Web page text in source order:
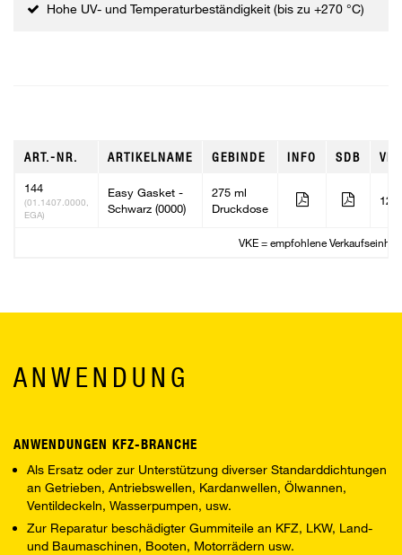
Hohe UV- und Temperaturbeständigkeit (bis zu +270 °C)
ART.-NR. ARTIKELNAME GEBINDE INFO SDB VKE
144
(01.1407.0000,
EGA)
Easy Gasket -
Schwarz (0000)
275 ml
Druckdose
12
VKE = empfohlene Verkaufseinheit
ANWENDUNG
ANWENDUNGEN KFZ-BRANCHE
Als Ersatz oder zur Unterstützung diverser Standarddichtungen
an Getrieben, Antriebswellen, Kardanwellen, Ölwannen,
Ventildeckeln, Wasserpumpen, usw.
Zur Reparatur beschädigter Gummiteile an KFZ, LKW, Land-
und Baumaschinen, Booten, Motorrädern usw.